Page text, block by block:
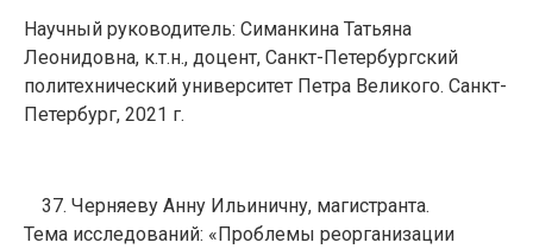
Научный руководитель: Симанкина Татьяна
Леонидовна, к.т.н., доцент, Санкт-Петербургский
политехнический университет Петра Великого. Санкт-
Петербург, 2021 г.
Черняеву Анну Ильиничну, магистранта.
Тема исследований: «Проблемы реорганизации